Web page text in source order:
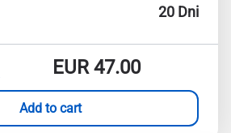
20 Dni
EUR47.00
Add to cart